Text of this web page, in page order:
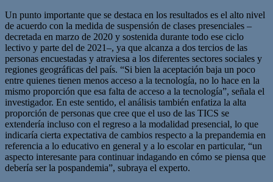
Un punto importante que se destaca en los resultados es el alto nivel
de acuerdo con la medida de suspensión de clases presenciales –
decretada en marzo de 2020 y sostenida durante todo ese ciclo
lectivo y parte del de 2021–, ya que alcanza a dos tercios de las
personas encuestadas y atraviesa a los diferentes sectores sociales y
regiones geográficas del país. “Si bien la aceptación baja un poco
entre quienes tienen menos acceso a la tecnología, no lo hace en la
mismo proporción que esa falta de acceso a la tecnología”, señala el
investigador. En este sentido, el análisis también enfatiza la alta
proporción de personas que cree que el uso de las TICS se
extendería incluso con el regreso a la modalidad presencial, lo que
indicaría cierta expectativa de cambios respecto a la prepandemia en
referencia a lo educativo en general y a lo escolar en particular, “un
aspecto interesante para continuar indagando en cómo se piensa que
debería ser la pospandemia”, subraya el experto.